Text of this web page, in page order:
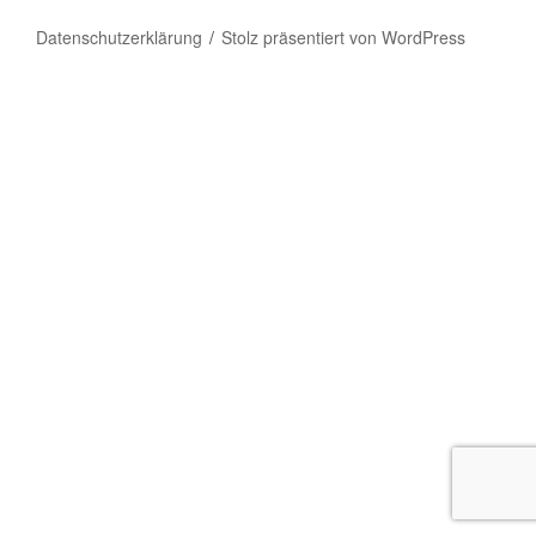
Datenschutzerklärung Stolz präsentiert von WordPress